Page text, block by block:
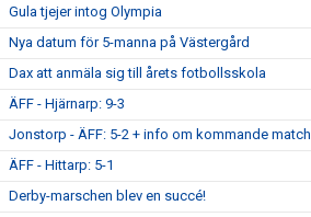
Gula tjejer intog Olympia
Nya datum för 5-manna på Västergård
Dax att anmäla sig till årets fotbollsskola
ÄFF - Hjärnarp: 9-3
Jonstorp - ÄFF: 5-2 + info om kommande match
ÄFF - Hittarp: 5-1
Derby-marschen blev en succé!